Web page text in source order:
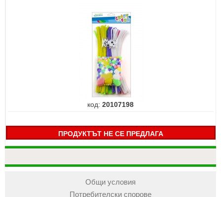
код:20107198
ПРОДУКТЪТ НЕ СЕ ПРЕДЛАГА
Общи условия
Потребителски спорове